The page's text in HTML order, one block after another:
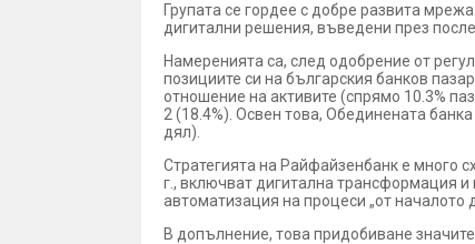
Групата се гордее с добре развита
дигитални решения, въведени през
Намеренията са, след одобрение от
позициите си на българския банков
отношение на активите (спрямо 10.3%
2 (18.4%). Освен това, Обединената
дял).
Стратегията на Райфайзенбанк е много
г., включват дигитална трансформация
автоматизация на процеси „от началото
В допълнение, това придобиване